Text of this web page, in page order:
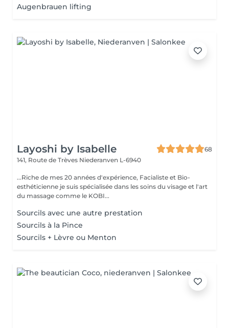
Augenbrauen lifting
Layoshi by Isabelle
68
141, Route de Trèves Niederanven L-6940
...Riche de mes 20 années d'expérience, Facialiste et Bio-
esthéticienne je suis spécialisée dans les soins du visage et l'art
du massage comme le KOBI...
Sourcils avec une autre prestation
Sourcils à la Pince
Sourcils + Lèvre ou Menton